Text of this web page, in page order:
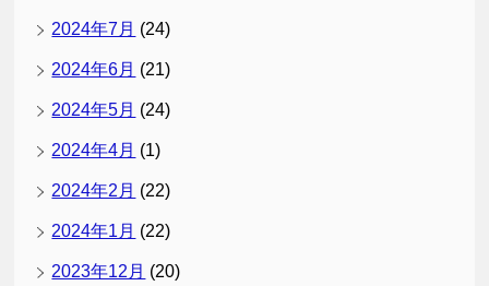
2024年7月 (24)
2024年6月 (21)
2024年5月 (24)
2024年4月 (1)
2024年2月 (22)
2024年1月 (22)
2023年12月 (20)